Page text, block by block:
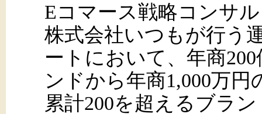
Eコマース戦略コンサ
株式会社いつもが行う
ートにおいて、年商
ンドから年商1,000万
累計200を超えるブラ